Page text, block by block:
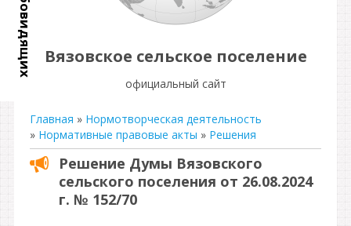
Вязовское сельское поселение
официальный сайт
Главная » Нормотворческая деятельность
» Нормативные правовые акты » Решения
Решение Думы Вязовского
сельского поселения от 26.08.2024
г. № 152/70